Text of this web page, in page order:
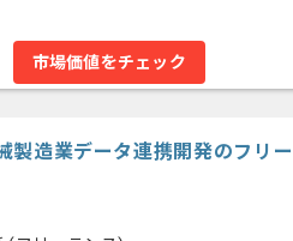
市場価値をチェック
製造業データ連携開発のフリ